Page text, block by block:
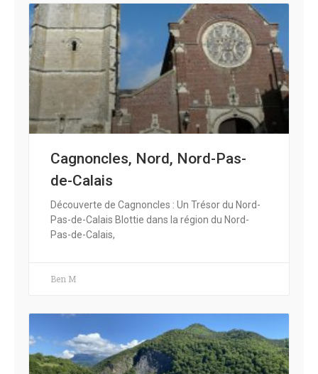
Cagnoncles, Nord, Nord-Pas-
de-Calais
Découverte de Cagnoncles : Un Trésor du Nord-
Pas-de-Calais Blottie dans la région du Nord-
Pas-de-Calais,
Ben M